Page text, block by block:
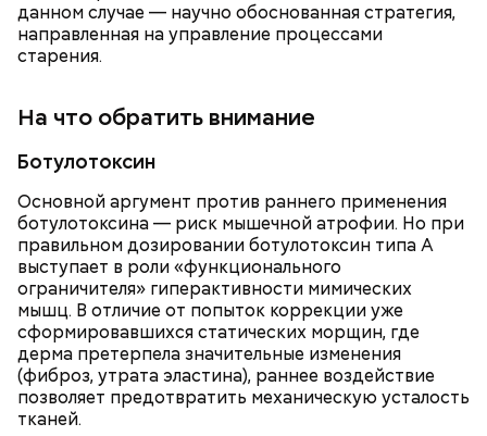
данном случае — научно обоснованная стратегия,
направленная на управление процессами
старения.
На что обратить внимание
Ботулотоксин
Основной аргумент против раннего применения
ботулотоксина — риск мышечной атрофии. Но при
правильном дозировании ботулотоксин типа А
выступает в роли «функционального
ограничителя» гиперактивности мимических
мышц. В отличие от попыток коррекции уже
сформировавшихся статических морщин, где
дерма претерпела значительные изменения
(фиброз, утрата эластина), раннее воздействие
позволяет предотвратить механическую усталость
тканей.
Молодежь нарекла сардины новым суперфудом.
Доступная и вкусная рыба богата полезными
нутриентами, а потому о ней все чаще снимают
Тонкости от шефа:обжаривать перцы лучше в
самом начале, чтобы они успели стать мягкими.
сахарная пудра.